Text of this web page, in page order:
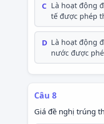
C Là hoạt động
tế được phép
D Là hoạt động
nước được
Câu 8
Giá đề nghị trúng